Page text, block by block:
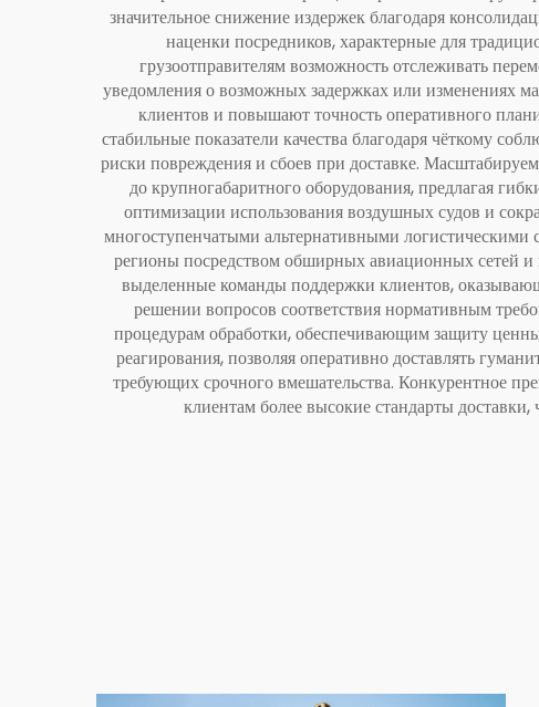
значительное снижение издержек благодаря
наценки посредников, характерные для
грузоотправителям возможность отслеживать
уведомления о возможных задержках или изменениях
клиентов и повышают точность оперативного
стабильные показатели качества благодаря чёткому
риски повреждения и сбоев при доставке.
до крупногабаритного оборудования, предлагая
оптимизации использования воздушных судов и
многоступенчатыми альтернативными
регионы посредством обширных авиационных сетей
выделенные команды поддержки клиентов,
решении вопросов соответствия нормативным
процедурам обработки, обеспечивающим защиту
реагирования, позволяя оперативно доставлять
требующих срочного вмешательства. Конкурентное
клиентам более высокие стандарты